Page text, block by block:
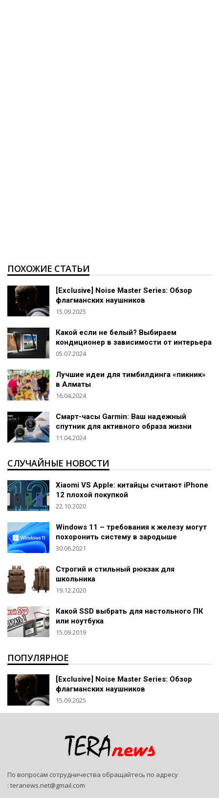
ПОХОЖИЕ СТАТЬИ
[Exclusive] Noise Master Series: Обзор
флагманских наушников
15.09.2025
Какой если не белый? Выбираем
кондиционер в зависимости от интерьера
05.07.2024
Лучшие идеи для тимбилдинга «пикник»
в Алматы
16.04.2024
Смарт-часы Garmin: Ваш надежный
спутник для активного образа жизни
11.04.2024
СЛУЧАЙНЫЕ НОВОСТИ
Xiaomi VS Apple: китайцы считают iPhone
12 плохой покупкой
22.10.2020
Windows 11 – требования к железу могут
похоронить систему в зародыше
30.06.2021
Строгий и стильный рюкзак для
школьника
19.12.2020
Какой SSD выбрать для настольного ПК
или ноутбука
15.09.2019
ПОПУЛЯРНОЕ
[Exclusive] Noise Master Series: Обзор
флагманских наушников
15.09.2025
По вопросам сотрудничества обращайтесь по адресу
: teranews.net@gmail.com